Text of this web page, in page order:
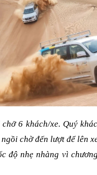
6 khách/xe. Quý
chờ đến lượt để lên
độ nhẹ nhàng vì